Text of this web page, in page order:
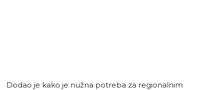
Dodao je kako je nužna potreba za regionalnim